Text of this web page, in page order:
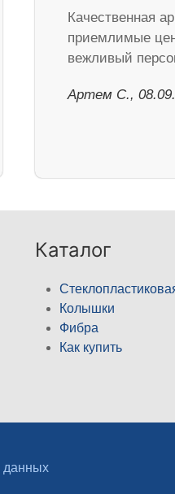
Качественная
приемлимые
вежливый
Артем С.,
Каталог
Колышки
Фибра
Как купить
данных